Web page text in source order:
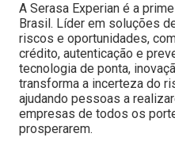
A Serasa Experian é a
Brasil. Líder em soluções
riscos e oportunidades,
crédito, autenticação e
tecnologia de ponta,
transforma a incerteza do
ajudando pessoas a
empresas de todos os
prosperarem.